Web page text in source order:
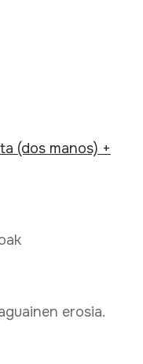
(dos manos) +
erosia.